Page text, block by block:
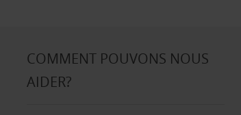
COMMENT POUVONS NOUS
AIDER?